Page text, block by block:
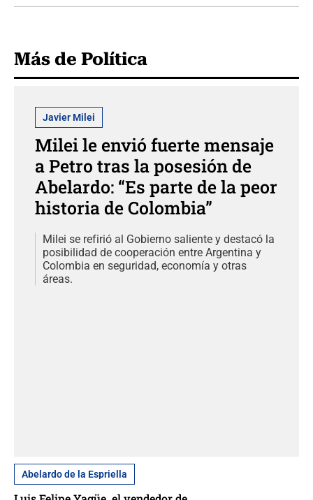
Más de Política
Javier Milei
Milei le envió fuerte mensaje
a Petro tras la posesión de
Abelardo: “Es parte de la peor
historia de Colombia”
Milei se refirió al Gobierno saliente y destacó la
posibilidad de cooperación entre Argentina y
Colombia en seguridad, economía y otras
áreas.
Abelardo de la Espriella